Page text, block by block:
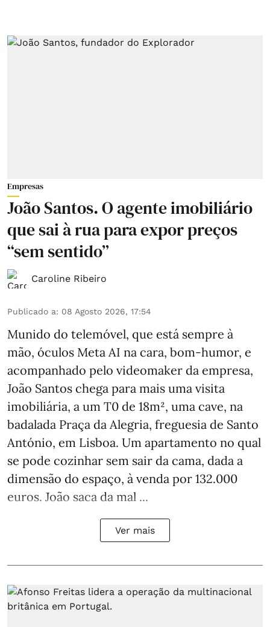
Empresas
João Santos. O agente imobiliário
que sai à rua para expor preços
“sem sentido”
Caroline Ribeiro
Publicado a: 08 Agosto 2026, 17:54
Munido do telemóvel, que está sempre à
mão, óculos Meta AI na cara, bom-humor, e
acompanhado pelo videomaker da empresa,
João Santos chega para mais uma visita
imobiliária, a um T0 de 18m², uma cave, na
badalada Praça da Alegria, freguesia de Santo
António, em Lisboa. Um apartamento no qual
se pode cozinhar sem sair da cama, dada a
dimensão do espaço, à venda por 132.000
euros. João saca da mal ...
Ver mais